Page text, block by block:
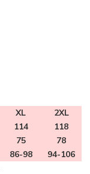
XL
2XL
114
118
75
78
86-98
94-106